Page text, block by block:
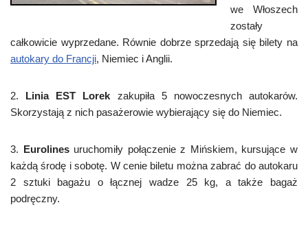
we Włoszech
zostały
całkowicie wyprzedane. Równie dobrze sprzedają się bilety na
autokary do Francji, Niemiec i Anglii.
2. Linia EST Lorek zakupiła 5 nowoczesnych autokarów.
Skorzystają z nich pasażerowie wybierający się do Niemiec.
3. Eurolinesuruchomiły połączenie z Mińskiem, kursujące w
każdą środę i sobotę. W cenie biletu można zabrać do autokaru
2 sztuki bagażu o łącznej wadze 25 kg, a także bagaż
podręczny.